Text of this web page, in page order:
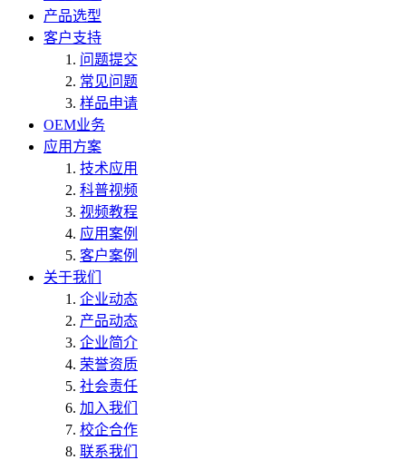
产品选型
客户支持
问题提交
常见问题
样品申请
OEM业务
应用方案
技术应用
科普视频
视频教程
应用案例
客户案例
关于我们
企业动态
产品动态
企业简介
荣誉资质
社会责任
加入我们
校企合作
联系我们